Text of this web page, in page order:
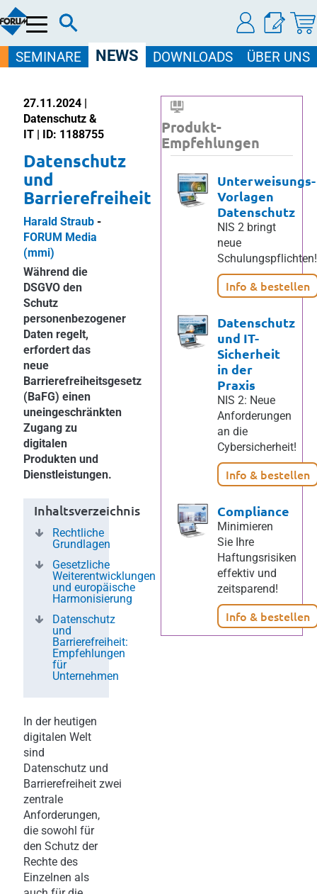
Menü
SEMINARE NEWS DOWNLOADS ÜBER UNS
27.11.2024 |
Datenschutz &
IT | ID: 1188755
Datenschutz
und
Barrierefreiheit
Harald Straub -
FORUM Media
(mmi)
Während die
DSGVO den
Schutz
personenbezogener
Daten regelt,
erfordert das
neue
Barrierefreiheitsgesetz
(BaFG) einen
uneingeschränkten
Zugang zu
digitalen
Produkten und
Dienstleistungen.
Inhaltsverzeichnis
Rechtliche
Grundlagen
Gesetzliche
Weiterentwicklungen
und europäische
Harmonisierung
Datenschutz
und
Barrierefreiheit:
Empfehlungen
für
Unternehmen
In der heutigen
digitalen Welt
sind
Datenschutz und
Barrierefreiheit zwei
zentrale
Anforderungen,
die sowohl für
den Schutz der
Rechte des
Einzelnen als
Produkt-
Empfehlungen
Unterweisungs-
Vorlagen
Datenschutz
NIS 2 bringt
neue
Schulungspflichten!
Info & bestellen
Datenschutz
und IT-
Sicherheit
in der
Praxis
NIS 2: Neue
Anforderungen
an die
Cybersicherheit!
Info & bestellen
Compliance
Minimieren
Sie Ihre
Haftungsrisiken
effektiv und
zeitsparend!
Info & bestellen